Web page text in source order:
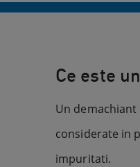
Ce este
Un
considerate in
impuritati.